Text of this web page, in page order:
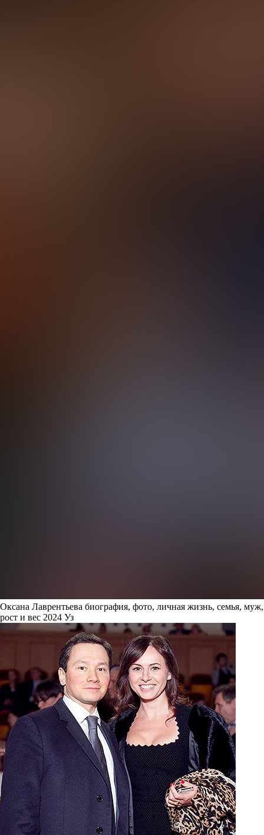
Оксана Лаврентьева биография, фото, личная жизнь, семья, муж,
рост и вес 2024 Уз